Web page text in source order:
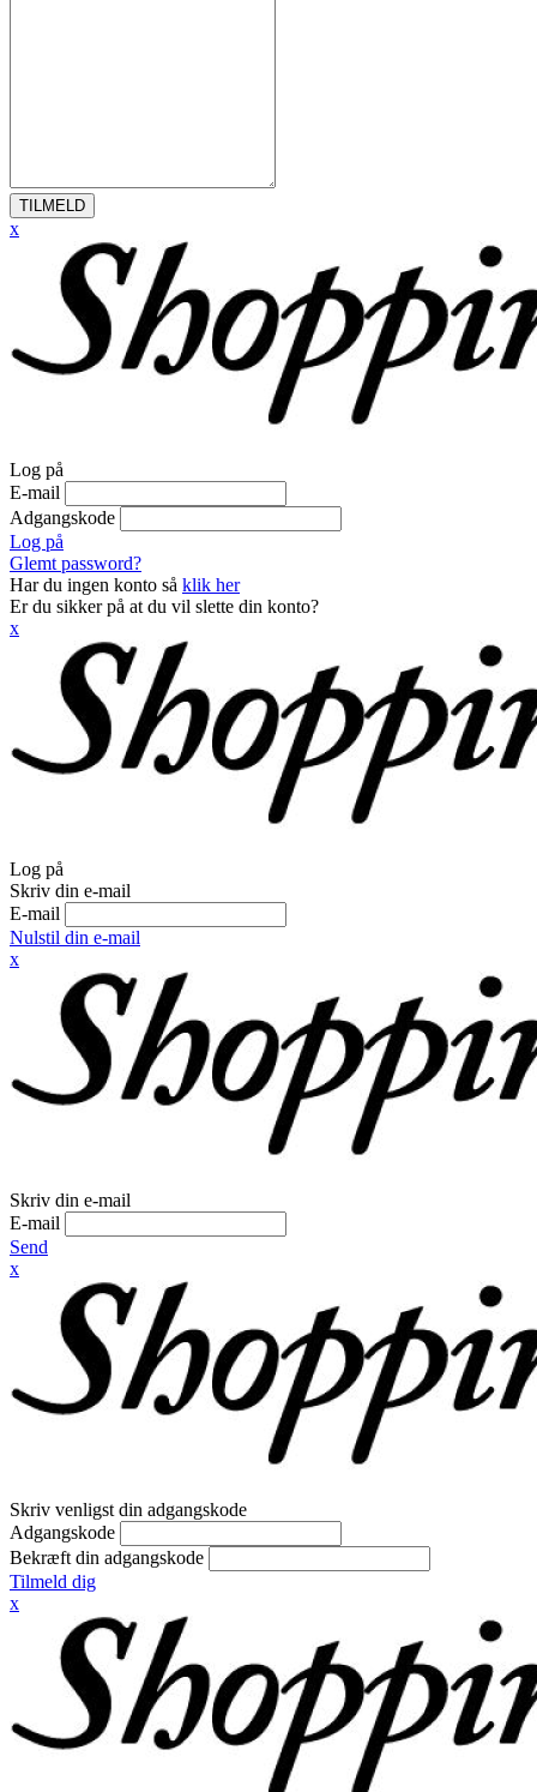
TILMELD
x
Log på
E-mail
Adgangskode
Log på
Glemt password?
Har du ingen konto så klik her
Er du sikker på at du vil slette din konto?
x
Log på
Skriv din e-mail
E-mail
Nulstil din e-mail
x
Skriv din e-mail
E-mail
Send
x
Skriv venligst din adgangskode
Adgangskode
Bekræft din adgangskode
Tilmeld dig
x